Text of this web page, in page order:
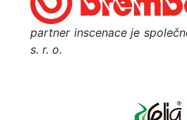
partner inscenace je
s. r. o.